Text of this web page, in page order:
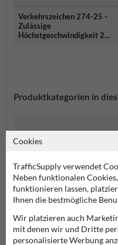
Verkehrszeichen 274-25 -
Zulässige
Höchstgeschwindigkeit 25
Produktkategorien in
Cookies
TrafficSupply verwendet
Neben funktionalen
funktionieren lassen,
Ihnen die bestmögliche
Wir platzieren auch
mit denen wir und Dritte
personalisierte Werbung